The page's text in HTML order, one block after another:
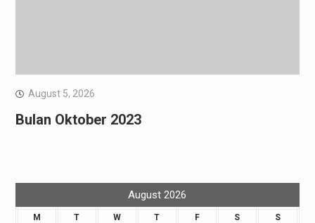
August 5, 2026
Bulan Oktober 2023
August 2026
M T W T F S
S